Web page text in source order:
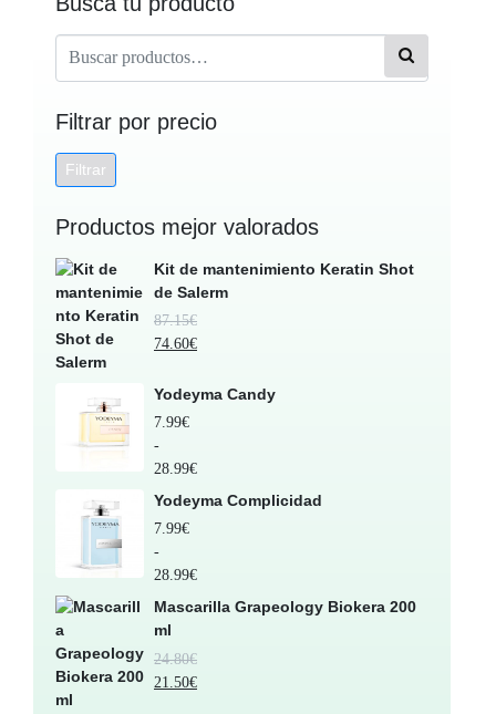
Filtrar por precio
Filtrar
Productos mejor valorados
Kit de mantenimiento Keratin Shot
de Salerm
87.15€
74.60€
Yodeyma Candy
7.99€
-
28.99€
Yodeyma Complicidad
7.99€
-
28.99€
Mascarilla Grapeology Biokera 200
ml
24.80€
21.50€